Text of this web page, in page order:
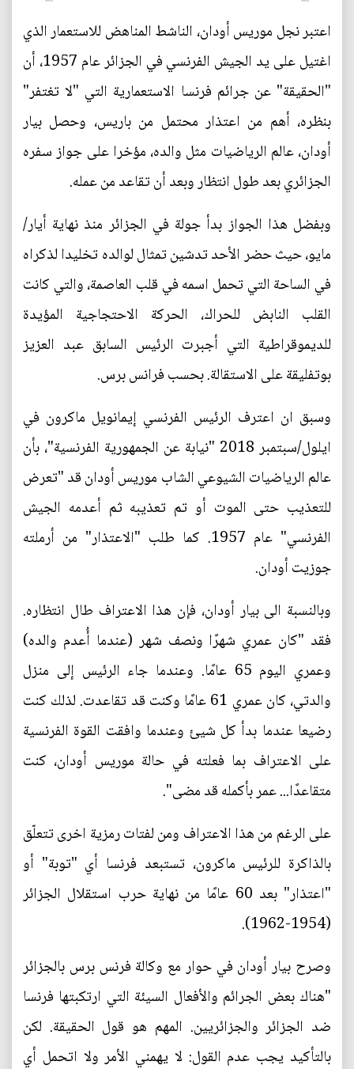
اعتبر نجل موريس أودان، الناشط المناهض للاستعمار الذي
اغتيل على يد الجيش الفرنسي في الجزائر عام 1957، أن
"الحقيقة" عن جرائم فرنسا الاستعمارية التي "لا تغتفر"
بنظره، أهم من اعتذار محتمل من باريس، وحصل بيار
أودان، عالم الرياضيات مثل والده، مؤخرا على جواز سفره
الجزائري بعد طول انتظار وبعد أن تقاعد من عمله.
وبفضل هذا الجواز بدأ جولة في الجزائر منذ نهاية أيار/
مايو، حيث حضر الأحد تدشين تمثال لوالده تخليدا لذكراه
في الساحة التي تحمل اسمه في قلب العاصمة، والتي كانت
القلب النابض للحراك، الحركة الاحتجاجية المؤيدة
للديموقراطية التي أجبرت الرئيس السابق عبد العزيز
بوتفليقة على الاستقالة. بحسب فرانس برس.
وسبق ان اعترف الرئيس الفرنسي إيمانويل ماكرون في
ايلول/سبتمبر 2018 "نيابة عن الجمهورية الفرنسية"، بأن
عالم الرياضيات الشيوعي الشاب موريس أودان قد "تعرض
للتعذيب حتى الموت أو تم تعذيبه ثم أعدمه الجيش
الفرنسي" عام 1957. كما طلب "الاعتذار" من أرملته
جوزيت أودان.
وبالنسبة الى بيار أودان، فإن هذا الاعتراف طال انتظاره.
فقد "كان عمري شهرًا ونصف شهر (عندما أُعدم والده)
وعمري اليوم 65 عامًا. وعندما جاء الرئيس إلى منزل
والدتي، كان عمري 61 عامًا وكنت قد تقاعدت. لذلك كنت
رضيعا عندما بدأ كل شيئ وعندما وافقت القوة الفرنسية
على الاعتراف بما فعلته في حالة موريس أودان، كنت
متقاعدًا... عمر بأكمله قد مضى".
على الرغم من هذا الاعتراف ومن لفتات رمزية اخرى تتعلّق
بالذاكرة للرئيس ماكرون، تستبعد فرنسا أي "توبة" أو
"اعتذار" بعد 60 عامًا من نهاية حرب استقلال الجزائر
(1954-1962).
وصرح بيار أودان في حوار مع وكالة فرنس برس بالجزائر
"هناك بعض الجرائم والأفعال السيئة التي ارتكبتها فرنسا
ضد الجزائر والجزائريين. المهم هو قول الحقيقة. لكن
بالتأكيد يجب عدم القول: لا يهمني الأمر ولا اتحمل أي